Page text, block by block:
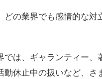
どの業界でも感情的な対
では、ギャランティー、
動休止中の扱いなど、さ